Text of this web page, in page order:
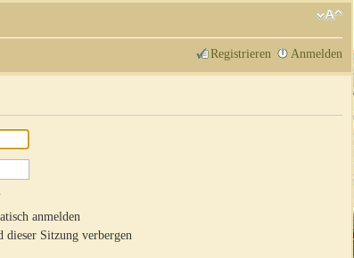
Registrieren Anmelden
anmelden
dieser Sitzung verbergen